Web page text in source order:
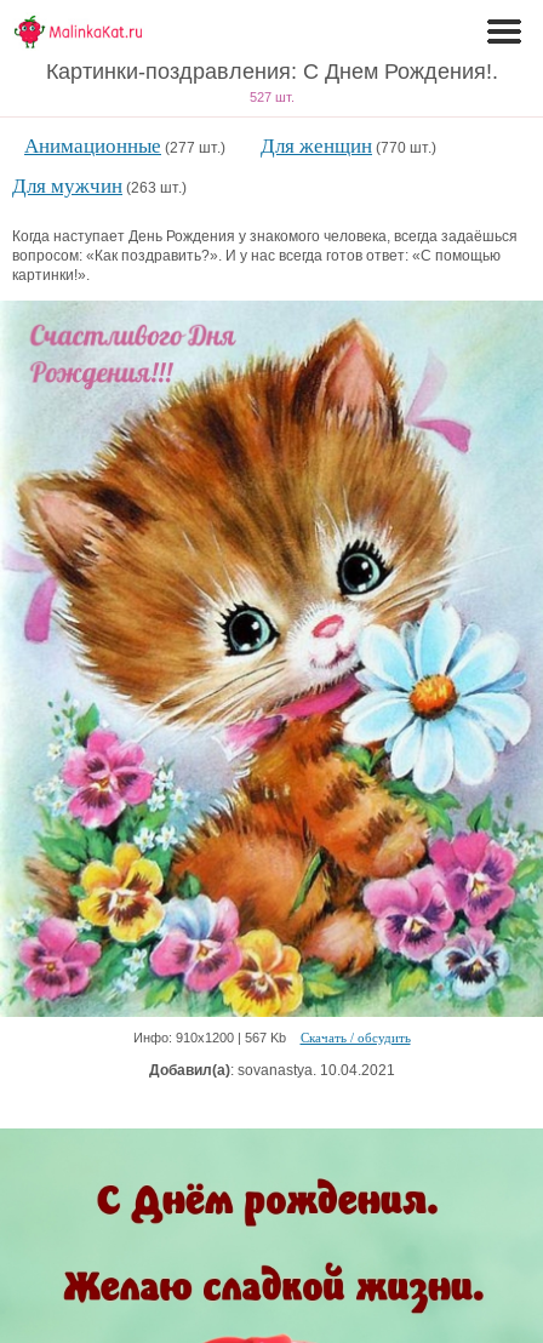
Картинки-поздравления: С Днем Рождения!.
527 шт.
Анимационные (277 шт.) Для женщин (770 шт.)
Для мужчин (263 шт.)
Когда наступает День Рождения у знакомого человека, всегда задаёшься
вопросом: «Как поздравить?». И у нас всегда готов ответ: «С помощью
картинки!».
Инфо: 910х1200 | 567 Kb Скачать / обсудить
Добавил(а): sovanastya. 10.04.2021